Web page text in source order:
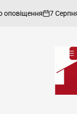
on
7 Серпня, 2026